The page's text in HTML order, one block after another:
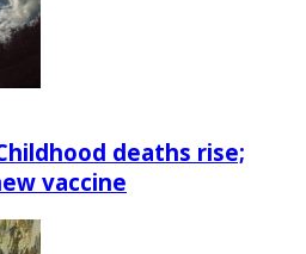
deaths rise;
vaccine